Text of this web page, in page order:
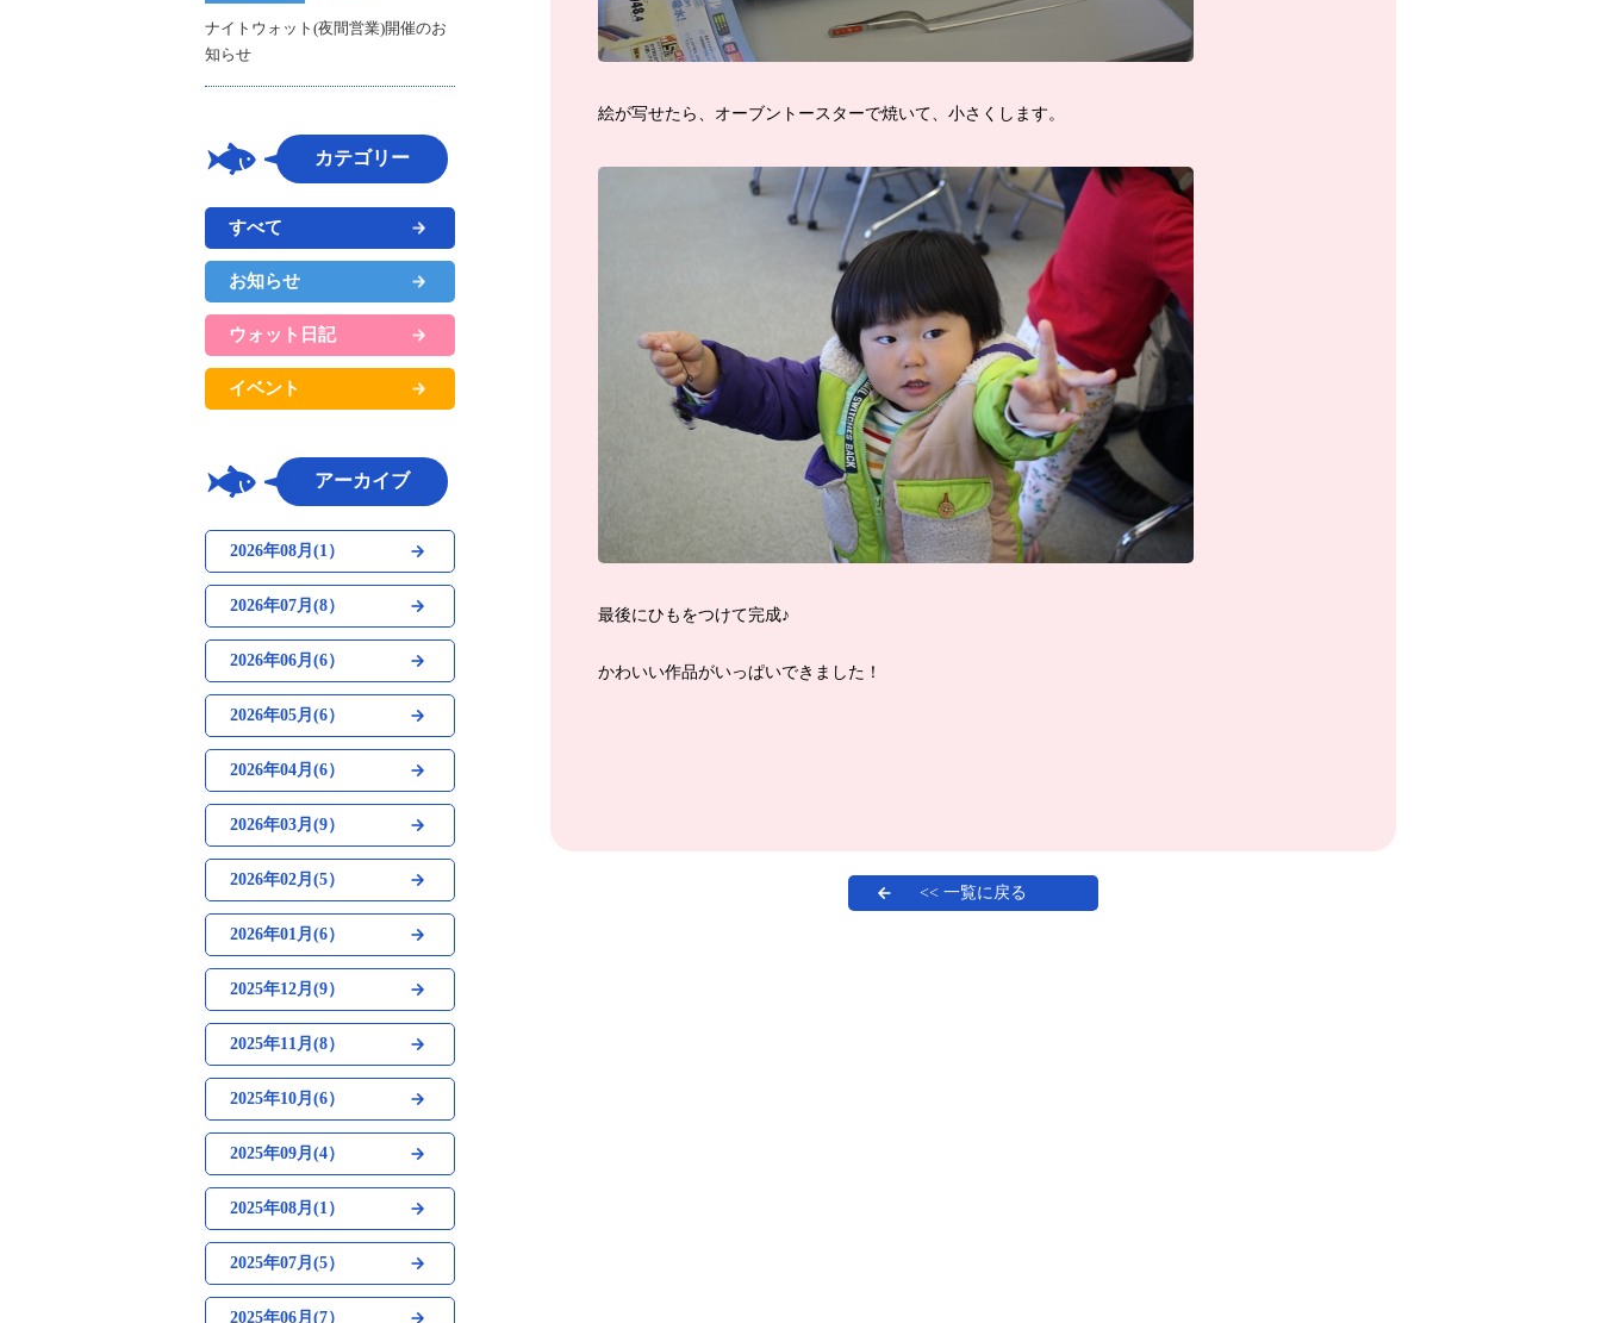
絵が写せたら、オーブントースターで焼いて、小さくします。
最後にひもをつけて完成♪
かわいい作品がいっぱいできました！
<< 一覧に戻る
ナイトウォット(夜間営業)開催のお
知らせ
カテゴリー
すべて
お知らせ
ウォット日記
イベント
アーカイブ
2026年08月(1）
2026年07月(8）
2026年06月(6）
2026年05月(6）
2026年04月(6）
2026年03月(9）
2026年02月(5）
2026年01月(6）
2025年12月(9）
2025年11月(8）
2025年10月(6）
2025年09月(4）
2025年08月(1）
2025年07月(5）
2025年06月(7）